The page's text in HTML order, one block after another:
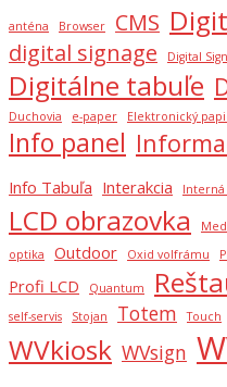
anténa Browser CMS
digital signage Digital
Digitálne tabuľe
Duchovia e-paper Elektronický
Info panel
Info Tabuľa Interakcia
LCD obrazovka
optika Outdoor Oxid volfrámu
Profi LCD Quantum
self-servis
Stojan Totem Touch
WVkiosk WVsign